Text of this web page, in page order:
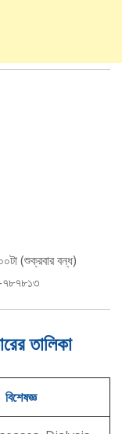
(শুক্রবার বন্ধ)
৭৮৭৮১৩
তালিকা
বিশেষজ্ঞ